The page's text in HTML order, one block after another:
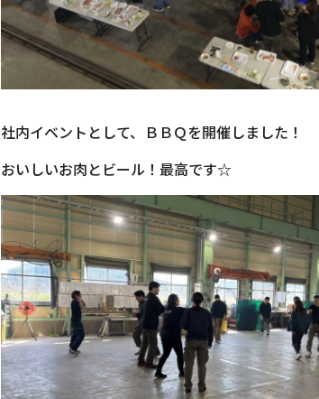
社内イベントとして、ＢＢＱを開催しました！
おいしいお肉とビール！最高です☆